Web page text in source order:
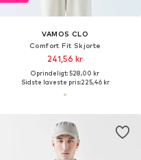
VAMOS CLO
Comfort Fit Skjorte
241,56 kr
Oprindeligt: 528,00 kr
Sidste laveste pris:225,46 kr